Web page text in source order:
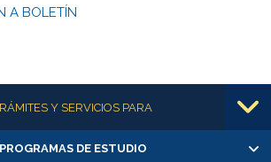
A BOLETÍN
Y SERVICIOS PARA
os y exalumnas/os
PROGRAMAS DE ESTUDIO